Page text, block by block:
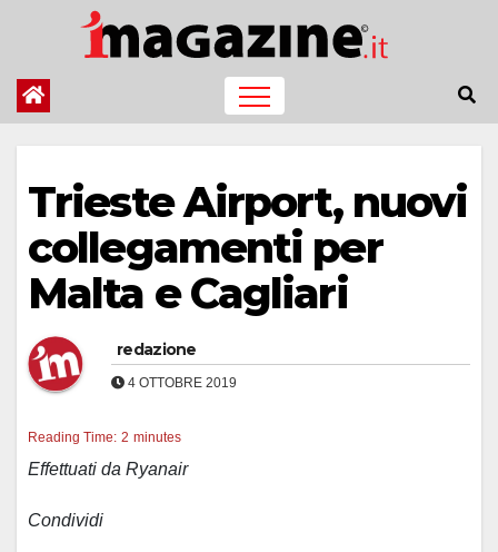
contenuto
Trieste Airport, nuovi
collegamenti per
Malta e Cagliari
redazione
4 OTTOBRE 2019
Reading Time: 2 minutes
Effettuati da Ryanair
Condividi